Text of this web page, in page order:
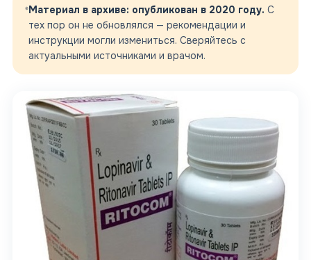
Материал в архиве: опубликован в 2020 году. С
тех пор он не обновлялся — рекомендации и
инструкции могли измениться. Сверяйтесь с
актуальными источниками и врачом.